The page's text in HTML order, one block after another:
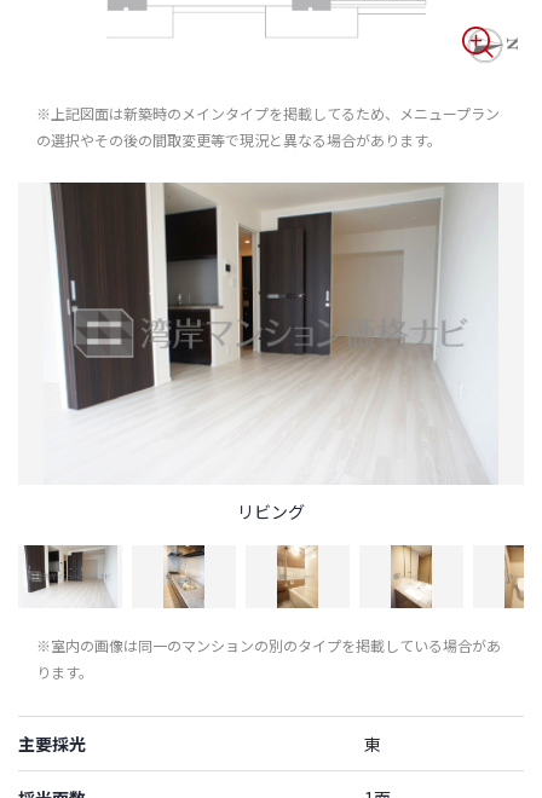
※上記図面は新築時のメインタイプを掲載してるため、メニュープラン
の選択やその後の間取変更等で現況と異なる場合があります。
リビング
※室内の画像は同一のマンションの別のタイプを掲載している場合があ
ります。
主要採光 東